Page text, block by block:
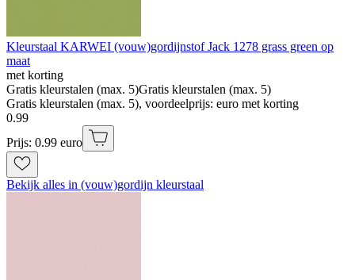
Kleurstaal KARWEI (vouw)gordijnstof Jack 1278 grass green op
maat
met korting
Gratis kleurstalen (max. 5)Gratis kleurstalen (max. 5)
Gratis kleurstalen (max. 5), voordeelprijs: euro met korting
0.99
Prijs: 0.99 euro
Bekijk alles in (vouw)gordijn kleurstaal